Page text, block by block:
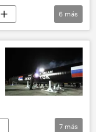
6 más
7 más